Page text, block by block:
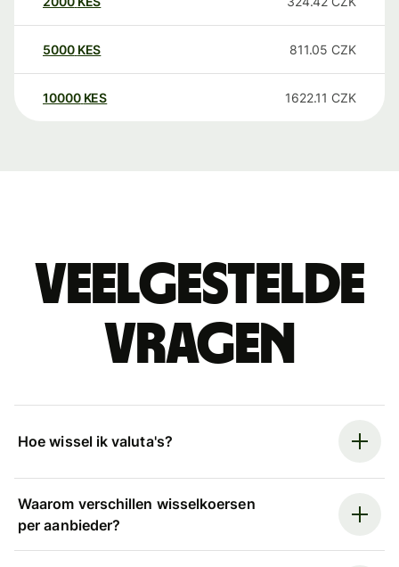
5000 KES 811.05 CZK
10000 KES 1622.11 CZK
Veelgestelde
vragen
Hoe wissel ik valuta's?
Waarom verschillen wisselkoersen
per aanbieder?